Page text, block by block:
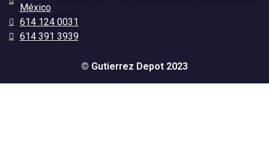
México
614 124 0031
614 391 3939
© Gutierrez Depot 2023